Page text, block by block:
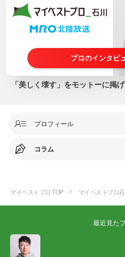
プロのインタビ
「美しく壊す」をモットーに掲
プロフィール
コラム
マイベストプロ TOP マイベストプロ
最近見た